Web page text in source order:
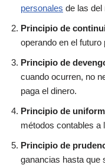
personales de las del
Principio de
operando en el futuro
Principio de
cuando ocurren, no
paga el dinero.
Principio de
métodos contables a
Principio de
ganancias hasta que